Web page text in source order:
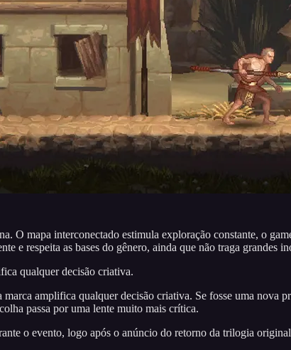
O mapa interconectado estimula exploração constante, o
e respeita as bases do gênero, ainda que não traga grandes
qualquer decisão criativa.
amplifica qualquer decisão criativa. Se fosse uma nova
passa por uma lente muito mais crítica.
o evento, logo após o anúncio do retorno da trilogia